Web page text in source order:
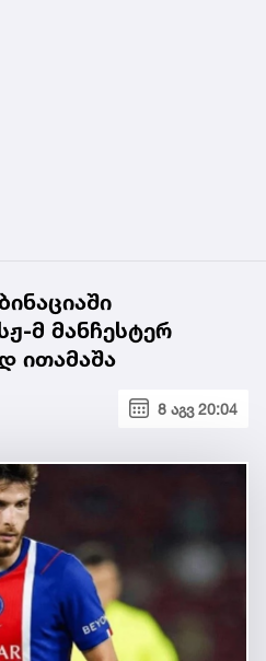
მ მანჩესტერ
ითამაშა
8 აგვ 20:04